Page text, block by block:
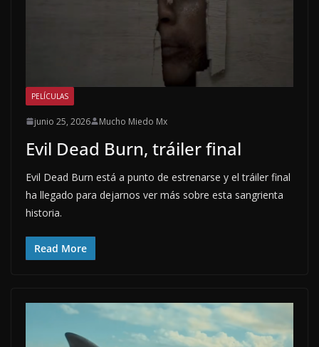
PELÍCULAS
junio 25, 2026 Mucho Miedo Mx
Evil Dead Burn, tráiler final
Evil Dead Burn está a punto de estrenarse y el tráiler final
ha llegado para dejarnos ver más sobre esta sangrienta
historia.
Read More